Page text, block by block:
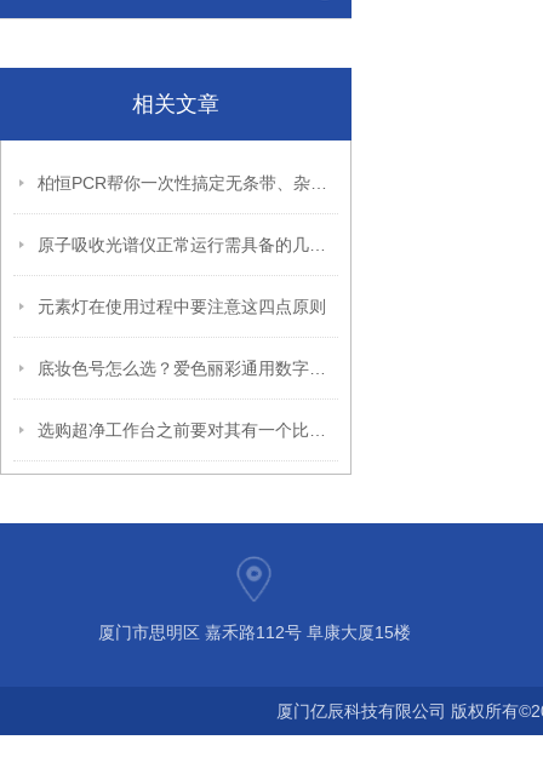
相关文章
元素灯在使用过程中要注意这四点原则
厦门市思明区 嘉禾路112号 阜康大厦15楼
厦门亿辰科技有限公司 版权所有